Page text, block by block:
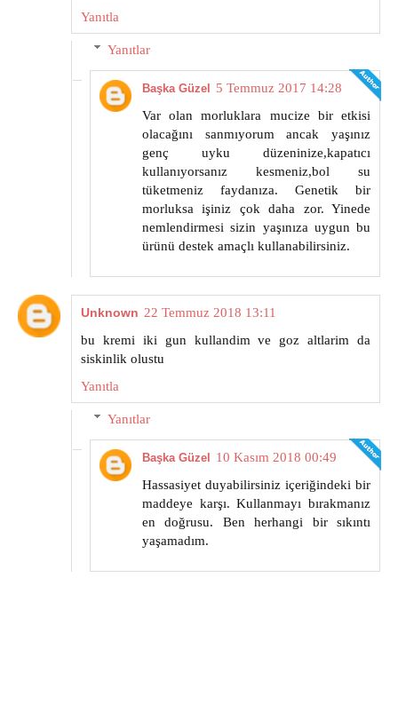
Yanıtla
Yanıtlar
Başka Güzel 5 Temmuz 2017 14:28
Var olan morluklara mucize bir etkisi
olacağını sanmıyorum ancak yaşınız
genç uyku düzeninize,kapatıcı
kullanıyorsanız kesmeniz,bol su
tüketmeniz faydanıza. Genetik bir
morluksa işiniz çok daha zor. Yinede
nemlendirmesi sizin yaşınıza uygun bu
ürünü destek amaçlı kullanabilirsiniz.
Unknown 22 Temmuz 2018 13:11
bu kremi iki gun kullandim ve goz altlarim da
siskinlik olustu
Yanıtla
Yanıtlar
Başka Güzel 10 Kasım 2018 00:49
Hassasiyet duyabilirsiniz içeriğindeki bir
maddeye karşı. Kullanmayı bırakmanız
en doğrusu. Ben herhangi bir sıkıntı
yaşamadım.